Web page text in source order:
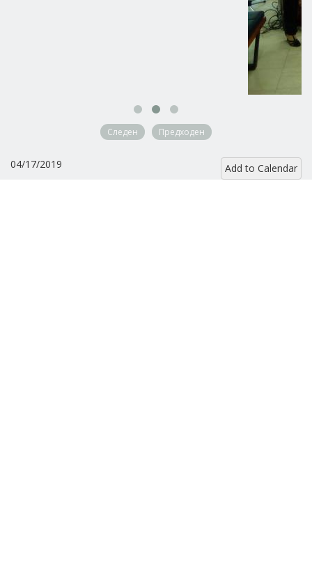
Следен Предходен
04/17/2019 Add to Calendar